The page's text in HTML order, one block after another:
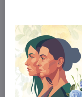
DODANIE 3 - 5 PRAC.
Výživový doplnok
STAR pre
vitamínov a
72 €